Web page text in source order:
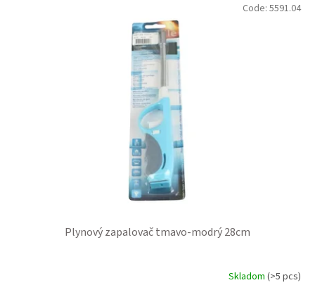
Plynový zapalovač tmavo-modrý 28cm
Skladom (>5 pcs)
Code: 5591.04